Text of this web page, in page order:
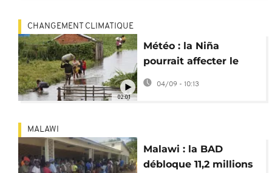
02:01
CHANGEMENT CLIMATIQUE
Météo : la Niña
pourrait affecter le
climat dès septembre
04/09 - 10:13
MALAWI
Malawi : la BAD
débloque 11,2 millions